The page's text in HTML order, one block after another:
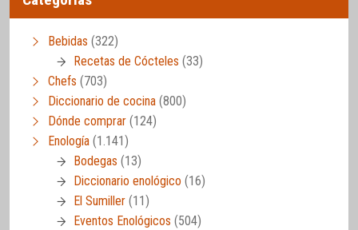
Bebidas (322)
Recetas de Cócteles (33)
Chefs (703)
Diccionario de cocina (800)
Dónde comprar (124)
Enología (1.141)
Bodegas (13)
Diccionario enológico (16)
El Sumiller (11)
Eventos Enológicos (504)